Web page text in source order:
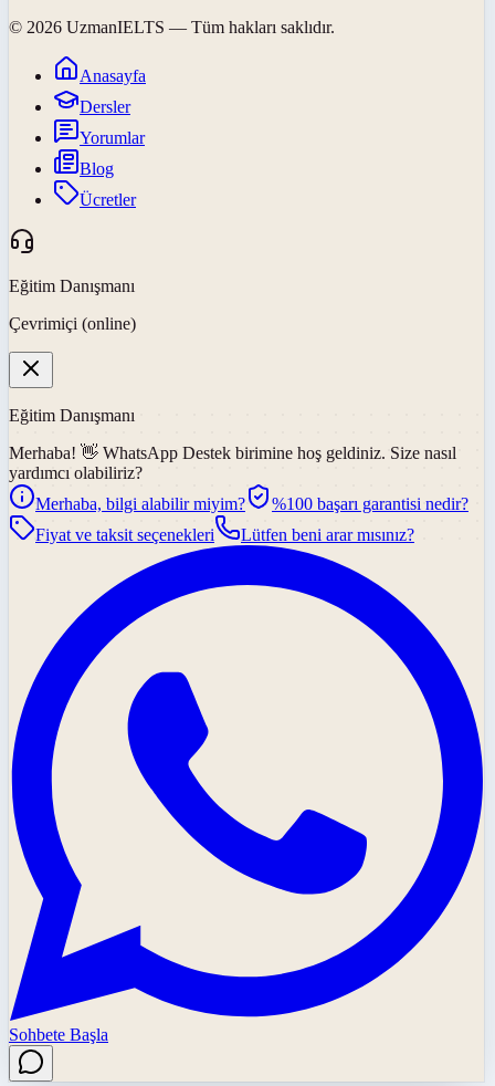
© 2026 UzmanIELTS — Tüm hakları saklıdır.
Anasayfa
Dersler
Yorumlar
Blog
Ücretler
Eğitim Danışmanı
Çevrimiçi (online)
Eğitim Danışmanı
Merhaba! 👋 WhatsApp Destek birimine hoş geldiniz. Size nasıl
yardımcı olabiliriz?
Merhaba, bilgi alabilir miyim?
%100 başarı garantisi nedir?
Fiyat ve taksit seçenekleri
Lütfen beni arar mısınız?
Sohbete Başla